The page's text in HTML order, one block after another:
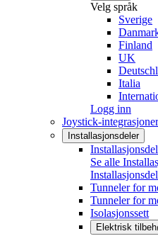
Velg språk
Sverige
Finland
UK
Italia
Logg inn
Joystick-integrasjoner
Installasjonsdeler
Se alle
Tunneler for
Tunneler for
Isolasjonssett
Elektrisk